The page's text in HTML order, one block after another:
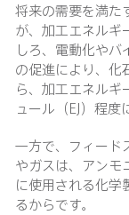
将来の需要を満た
が、加工エネルギ
しろ、電動化や
の促進により、化
ら、加工エネル
ュール（EJ）程度
一方で、フィード
やガスは、アンモ
に使用される化学
るからです。